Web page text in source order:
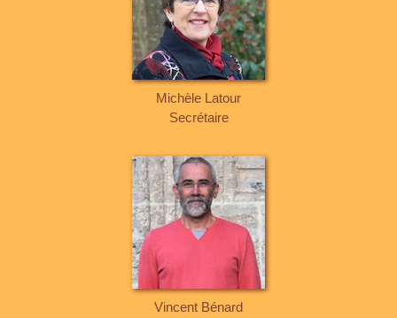
Michèle Latour
Secrétaire
Vincent Bénard